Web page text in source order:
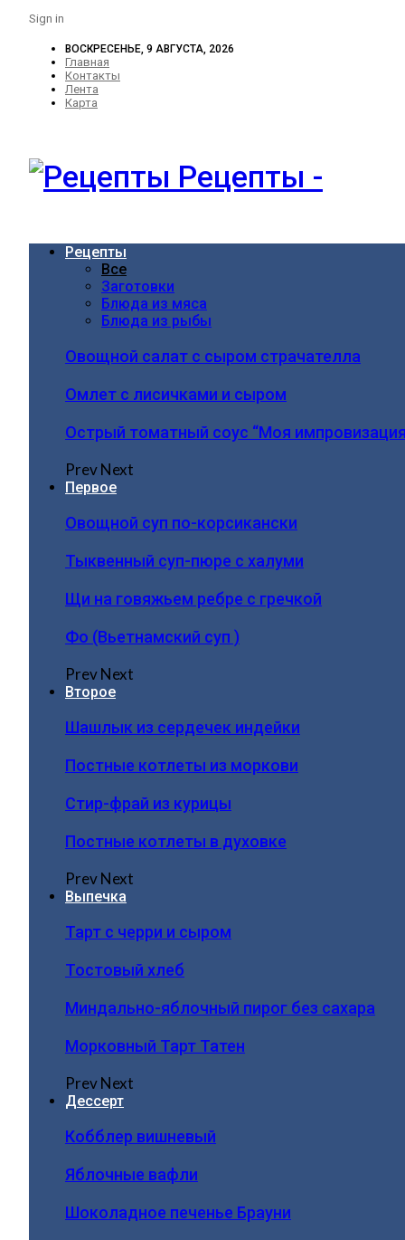
Sign in
ВОСКРЕСЕНЬЕ, 9 АВГУСТА, 2026
Главная
Контакты
Лента
Карта
Рецепты -
Рецепты
Все
Заготовки
Блюда из мяса
Блюда из рыбы
Овощной салат с сыром страчателла
Омлет с лисичками и сыром
Острый томатный соус “Моя
PrevNext
Первое
Овощной суп по-корсикански
Тыквенный суп-пюре с халуми
Щи на говяжьем ребре с гречкой
Фо (Вьетнамский суп )
PrevNext
Второе
Шашлык из сердечек индейки
Постные котлеты из моркови
Стир-фрай из курицы
Постные котлеты в духовке
PrevNext
Выпечка
Тарт с черри и сыром
Тостовый хлеб
Миндально-яблочный пирог без сахара
Морковный Тарт Татен
PrevNext
Дессерт
Кобблер вишневый
Яблочные вафли
Шоколадное печенье Брауни